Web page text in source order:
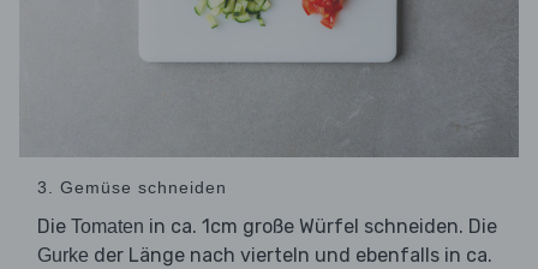
3. Gemüse schneiden
Die Tomaten in ca. 1cm große Würfel schneiden. Die
Gurke der Länge nach vierteln und ebenfalls in ca.